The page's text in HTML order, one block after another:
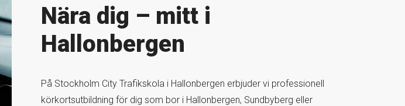
Nära dig – mitt i
Hallonbergen
På Stockholm City Trafikskola i Hallonbergen erbjuder vi professionell
körkortsutbildning för dig som bor i Hallonbergen, Sundbyberg eller